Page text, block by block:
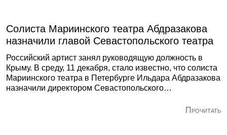
Солиста Мариинского театра Абдразакова
назначили главой Севастопольского театра
Российский артист занял руководящую должность в
Крыму. В среду, 11 декабря, стало известно, что солиста
Мариинского театра в Петербурге Ильдара Абдразакова
назначили директором Севастопольского
своём Telegram-канале сообщила министр культуры РФ
Прочитать